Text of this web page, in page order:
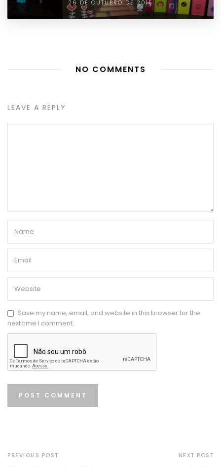
26 DE OUTUBRO DE 2015
NO COMMENTS
LEAVE A REPLY
Save my name, email, and website in this browser for the
next time I comment.
PREVIOUS POST NEXT POST